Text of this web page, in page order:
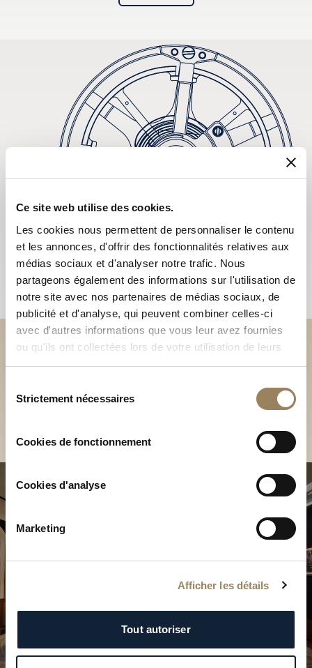
Ce site web utilise des cookies.
Les cookies nous permettent de personnaliser le contenu
et les annonces, d'offrir des fonctionnalités relatives aux
médias sociaux et d'analyser notre trafic. Nous
partageons également des informations sur l'utilisation de
notre site avec nos partenaires de médias sociaux, de
publicité et d'analyse, qui peuvent combiner celles-ci
avec d'autres informations que vous leur avez fournies
ou qu'ils ont collectées lors de votre utilisation de leurs
services.
duStrictement nécessaires
Cookies de fonctionnement
Cookies d'analyse
Marketing
Afficher les détails
Tout autoriser
Découvrez nos collections
en Boutique